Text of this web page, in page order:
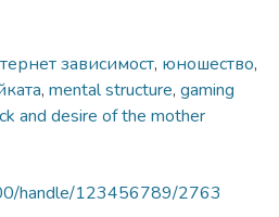
зависимост, юношество,
, mental structure, gaming
and desire of the mother
handle/123456789/2763